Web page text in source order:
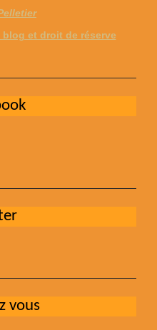
et droit de réserve
vous